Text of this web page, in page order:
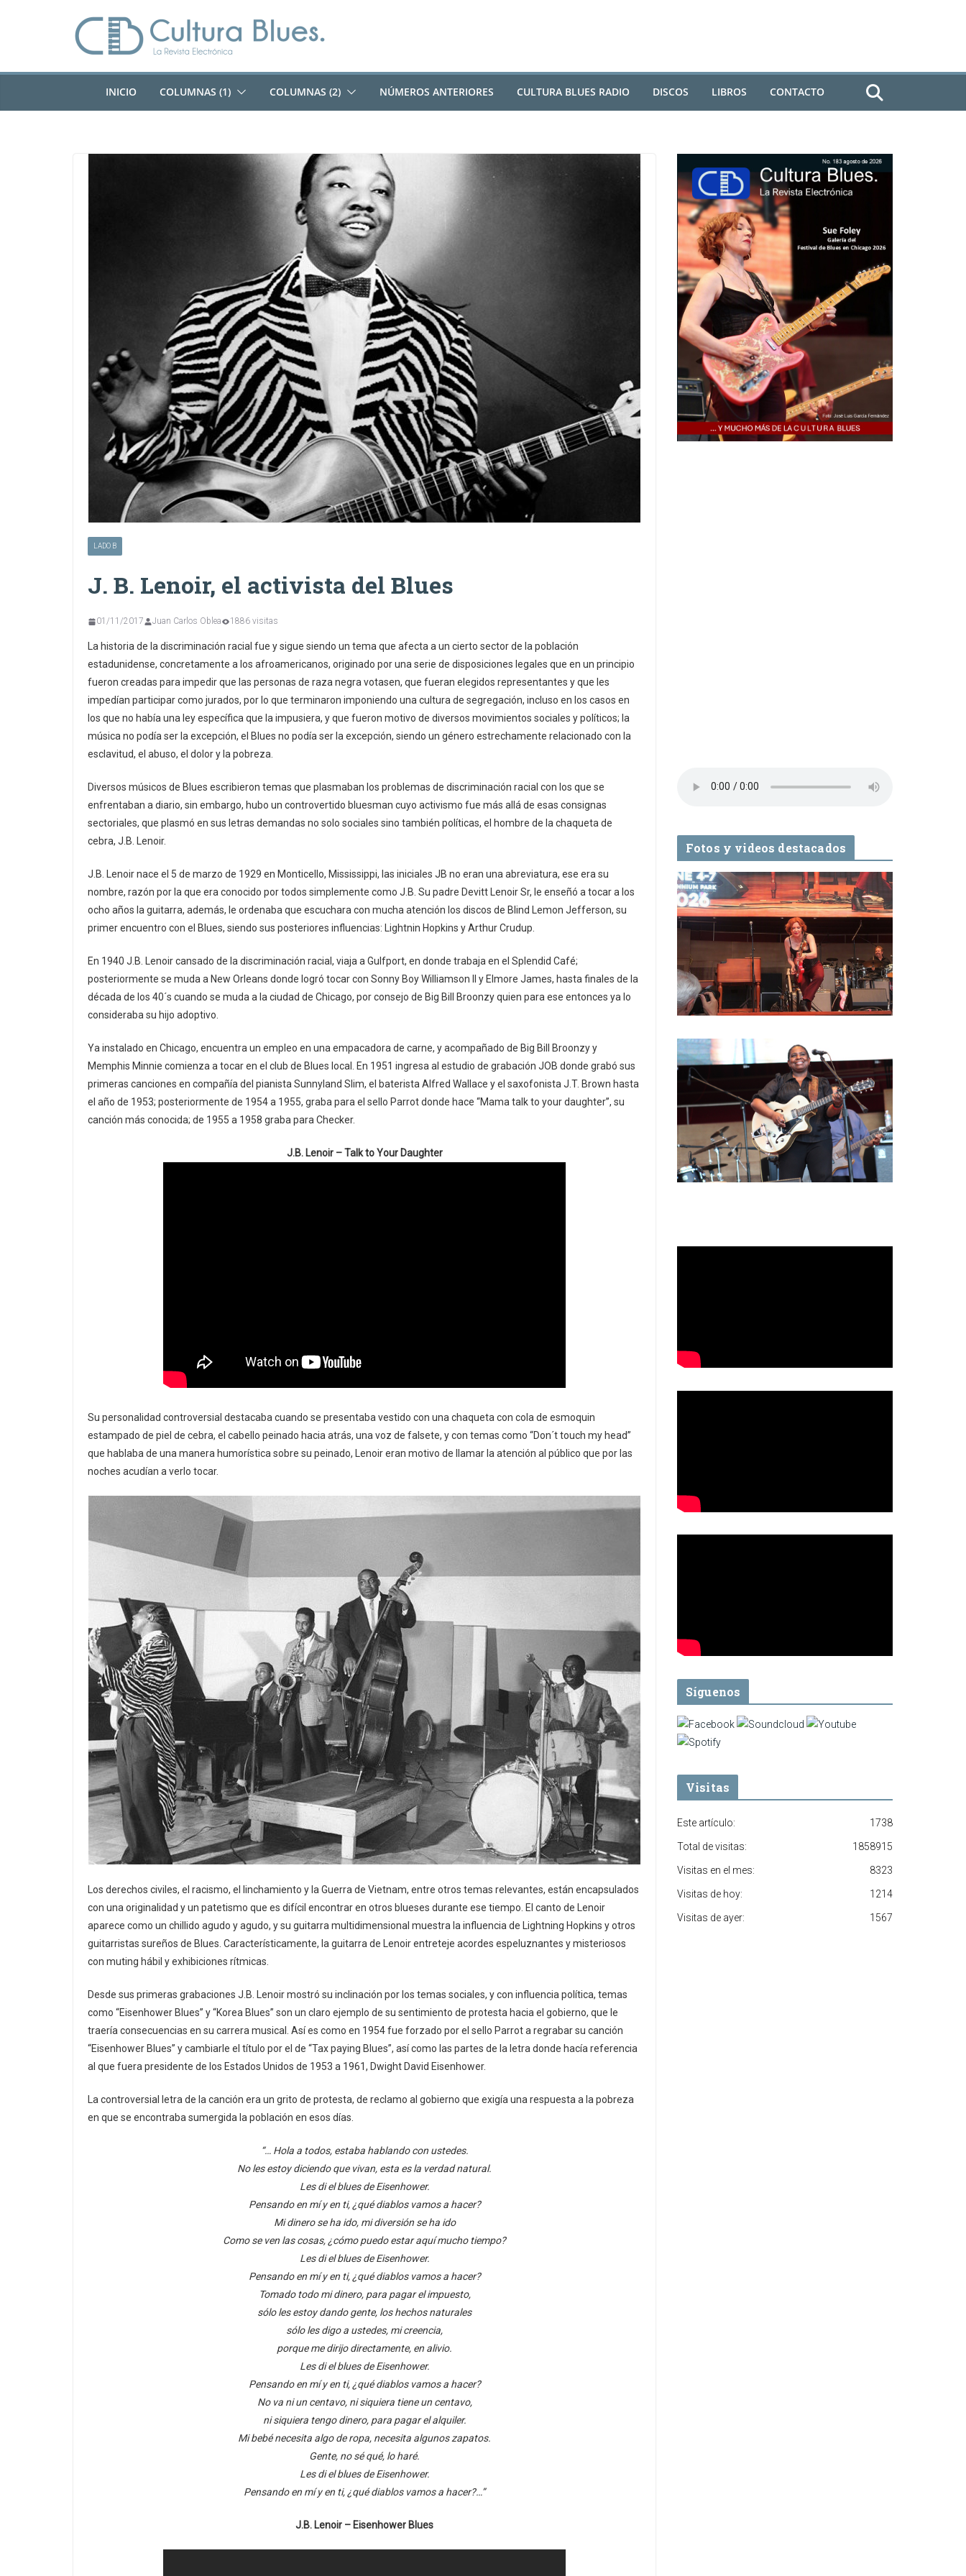
INICIO COLUMNAS (1) COLUMNAS (2) NÚMEROS ANTERIORES CULTURA BLUES RADIO DISCOS LIBROS CONTACTO
LADO B
J. B. Lenoir, el activista del Blues
01/11/2017 Juan Carlos Oblea 1886 visitas
La historia de la discriminación racial fue y sigue siendo un tema que afecta a un cierto sector de la población
estadunidense, concretamente a los afroamericanos, originado por una serie de disposiciones legales que en un principio
fueron creadas para impedir que las personas de raza negra votasen, que fueran elegidos representantes y que les
impedían participar como jurados, por lo que terminaron imponiendo una cultura de segregación, incluso en los casos en
los que no había una ley específica que la impusiera, y que fueron motivo de diversos movimientos sociales y políticos; la
música no podía ser la excepción, el Blues no podía ser la excepción, siendo un género estrechamente relacionado con la
esclavitud, el abuso, el dolor y la pobreza.
Diversos músicos de Blues escribieron temas que plasmaban los problemas de discriminación racial con los que se
enfrentaban a diario, sin embargo, hubo un controvertido bluesman cuyo activismo fue más allá de esas consignas
sectoriales, que plasmó en sus letras demandas no solo sociales sino también políticas, el hombre de la chaqueta de
cebra, J.B. Lenoir.
J.B. Lenoir nace el 5 de marzo de 1929 en Monticello, Mississippi, las iniciales JB no eran una abreviatura, ese era su
nombre, razón por la que era conocido por todos simplemente como J.B. Su padre Devitt Lenoir Sr, le enseñó a tocar a los
ocho años la guitarra, además, le ordenaba que escuchara con mucha atención los discos de Blind Lemon Jefferson, su
primer encuentro con el Blues, siendo sus posteriores influencias: Lightnin Hopkins y Arthur Crudup.
En 1940 J.B. Lenoir cansado de la discriminación racial, viaja a Gulfport, en donde trabaja en el Splendid Café;
posteriormente se muda a New Orleans donde logró tocar con Sonny Boy Williamson II y Elmore James, hasta finales de la
década de los 40´s cuando se muda a la ciudad de Chicago, por consejo de Big Bill Broonzy quien para ese entonces ya lo
consideraba su hijo adoptivo.
Ya instalado en Chicago, encuentra un empleo en una empacadora de carne, y acompañado de Big Bill Broonzy y
Memphis Minnie comienza a tocar en el club de Blues local. En 1951 ingresa al estudio de grabación JOB donde grabó sus
primeras canciones en compañía del pianista Sunnyland Slim, el baterista Alfred Wallace y el saxofonista J.T. Brown hasta
el año de 1953; posteriormente de 1954 a 1955, graba para el sello Parrot donde hace “Mama talk to your daughter”, su
canción más conocida; de 1955 a 1958 graba para Checker.
J.B. Lenoir – Talk to Your Daughter
Su personalidad controversial destacaba cuando se presentaba vestido con una chaqueta con cola de esmoquin
estampado de piel de cebra, el cabello peinado hacia atrás, una voz de falsete, y con temas como “Don´t touch my head”
que hablaba de una manera humorística sobre su peinado, Lenoir eran motivo de llamar la atención al público que por las
noches acudían a verlo tocar.
Los derechos civiles, el racismo, el linchamiento y la Guerra de Vietnam, entre otros temas relevantes, están encapsulados
con una originalidad y un patetismo que es difícil encontrar en otros blueses durante ese tiempo. El canto de Lenoir
aparece como un chillido agudo y agudo, y su guitarra multidimensional muestra la influencia de Lightning Hopkins y otros
guitarristas sureños de Blues. Característicamente, la guitarra de Lenoir entreteje acordes espeluznantes y misteriosos
con muting hábil y exhibiciones rítmicas.
Desde sus primeras grabaciones J.B. Lenoir mostró su inclinación por los temas sociales, y con influencia política, temas
como “Eisenhower Blues” y “Korea Blues” son un claro ejemplo de su sentimiento de protesta hacia el gobierno, que le
traería consecuencias en su carrera musical. Así es como en 1954 fue forzado por el sello Parrot a regrabar su canción
“Eisenhower Blues” y cambiarle el título por el de “Tax paying Blues”, así como las partes de la letra donde hacía referencia
al que fuera presidente de los Estados Unidos de 1953 a 1961, Dwight David Eisenhower.
La controversial letra de la canción era un grito de protesta, de reclamo al gobierno que exigía una respuesta a la pobreza
en que se encontraba sumergida la población en esos días.
“… Hola a todos, estaba hablando con ustedes.
No les estoy diciendo que vivan, esta es la verdad natural.
Les di el blues de Eisenhower.
Pensando en mí y en ti, ¿qué diablos vamos a hacer?
Mi dinero se ha ido, mi diversión se ha ido
Como se ven las cosas, ¿cómo puedo estar aquí mucho tiempo?
Les di el blues de Eisenhower.
Pensando en mí y en ti, ¿qué diablos vamos a hacer?
Tomado todo mi dinero, para pagar el impuesto,
sólo les estoy dando gente, los hechos naturales
sólo les digo a ustedes, mi creencia,
porque me dirijo directamente, en alivio.
Les di el blues de Eisenhower.
Pensando en mí y en ti, ¿qué diablos vamos a hacer?
No va ni un centavo, ni siquiera tiene un centavo,
ni siquiera tengo dinero, para pagar el alquiler.
Mi bebé necesita algo de ropa, necesita algunos zapatos.
Gente, no sé qué, lo haré.
Les di el blues de Eisenhower.
Pensando en mí y en ti, ¿qué diablos vamos a hacer?…”
J.B. Lenoir – Eisenhower Blues
Fotos y videos destacados
Síguenos
Visitas
1738
Este artículo:
1858915
Total de visitas:
8323
Visitas en el mes:
1214
Visitas de hoy:
1567
Visitas de ayer: